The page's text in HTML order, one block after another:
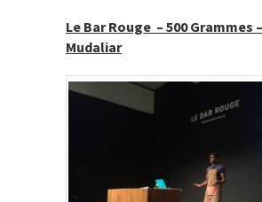
Le Bar Rouge – 500 Grammes
Mudaliar